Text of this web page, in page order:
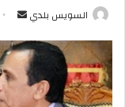
السويس بلدي
أرسل